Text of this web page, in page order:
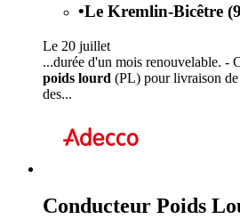
•Le Kremlin-Bicêtre
Le 20 juillet
...durée d'un mois renouvelable. -
poids lourd (PL) pour livraison de
des...
Conducteur Poids